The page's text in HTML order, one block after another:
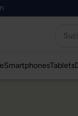
SmartphonesTablets